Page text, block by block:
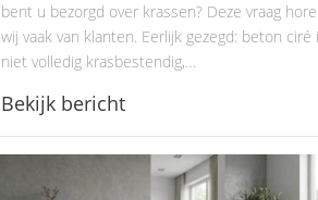
bent u bezorgd over krassen? Deze vraag
wij vaak van klanten. Eerlijk gezegd: beton ciré
niet volledig krasbestendig,…
Bekijk bericht